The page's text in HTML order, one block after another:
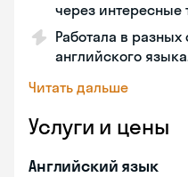
через интересные
Работала в
английского
Читать дальше
Услуги и цены
Английский язык